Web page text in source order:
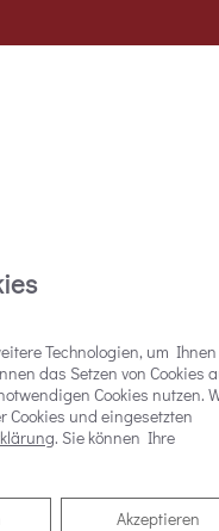
Technologien, um
das Setzen von Cookies
Cookies nutzen.
und eingesetzten
. Sie können Ihre
Akzeptieren